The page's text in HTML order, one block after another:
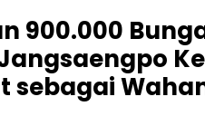
900.000
sebagai